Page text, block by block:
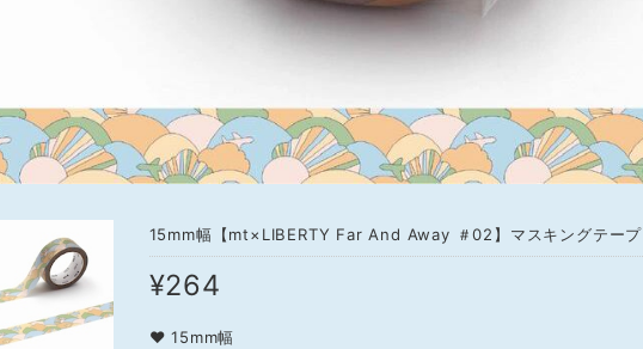
15mm幅【mt×LIBERTY Far And Away ＃02】マスキングテープ
¥264
❤ 15mm幅